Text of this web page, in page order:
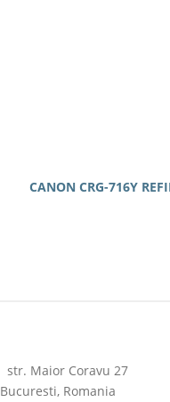
CANON CRG-716Y
str. Maior Coravu 27
Bucuresti, Romania